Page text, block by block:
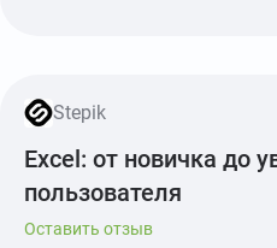
Stepik
Excel: от новичка до
пользователя
Оставить отзыв